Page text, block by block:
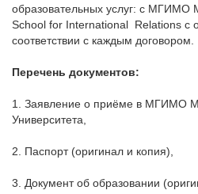
образовательных услуг: с МГИМО
School for International Relations с
соответствии с каждым договором.
Перечень документов:
1. Заявление о приёме в МГИМО
Университета,
2. Паспорт (оригинал и копия),
3. Документ об образовании